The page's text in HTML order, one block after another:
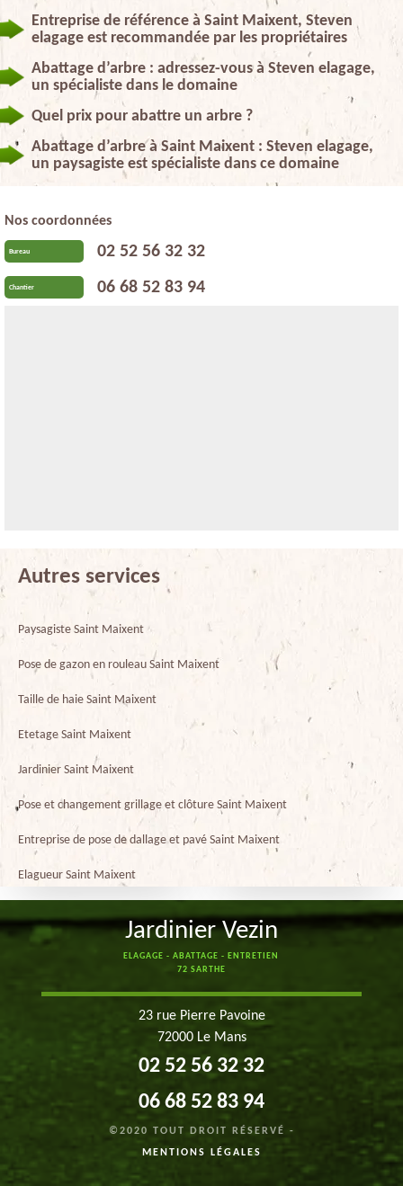
Entreprise de référence à Saint Maixent, Steven
elagage est recommandée par les propriétaires
Abattage d’arbre : adressez-vous à Steven elagage,
un spécialiste dans le domaine
Quel prix pour abattre un arbre ?
Abattage d’arbre à Saint Maixent : Steven elagage,
un paysagiste est spécialiste dans ce domaine
Nos coordonnées
Bureau 02 52 56 32 32
Chantier 06 68 52 83 94
Autres services
Paysagiste Saint Maixent
Pose de gazon en rouleau Saint Maixent
Taille de haie Saint Maixent
Etetage Saint Maixent
Jardinier Saint Maixent
Pose et changement grillage et clôture Saint Maixent
Entreprise de pose de dallage et pavé Saint Maixent
Elagueur Saint Maixent
Jardinier Vezin
ELAGAGE - ABATTAGE - ENTRETIEN
72 SARTHE
23 rue Pierre Pavoine
72000 Le Mans
02 52 56 32 32
06 68 52 83 94
©2020 TOUT DROIT RÉSERVÉ -
MENTIONS LÉGALES